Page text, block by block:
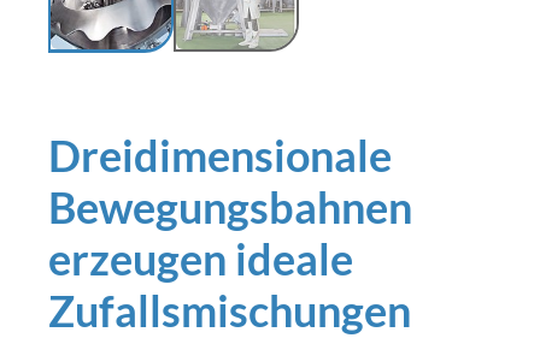
Dreidimensionale
Bewegungsbahnen
erzeugen ideale
Zufallsmischungen